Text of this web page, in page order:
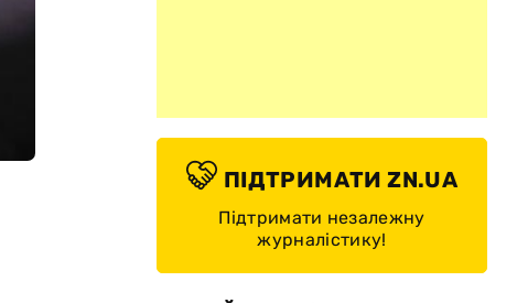
ПІДТРИМАТИ ZN.UA
Підтримати незалежну
журналістику!